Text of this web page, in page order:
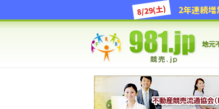
8/29(土)